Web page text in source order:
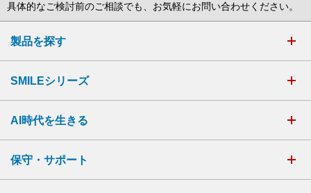
具体的なご検討前のご相談でも、お気軽にお問い合わせください。
製品を探す
SMILEシリーズ
AI時代を生きる
保守・サポート